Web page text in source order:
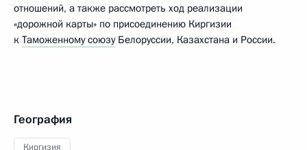
отношений, а также рассмотреть ход реализации
«дорожной карты» по присоединению Киргизии
к Таможенному союзуБелоруссии, Казахстана и России.
География
Киргизия